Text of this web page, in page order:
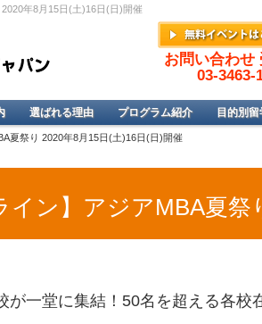
年8月15日(土)16日(日)開催
お問い合わせ
03-3463-
選ばれる理由 プログラム紹介 目的別
夏祭り 2020年8月15日(土)16日(日)開催
イン】アジアMBA夏祭
が一堂に集結！50名を超える各